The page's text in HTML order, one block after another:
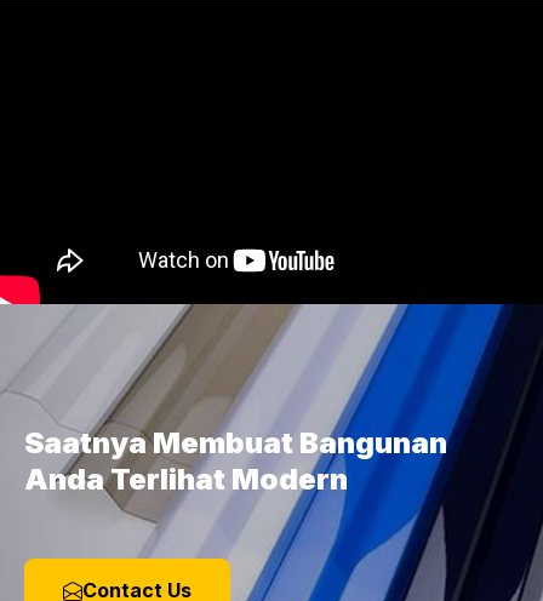
Saatnya Membuat Bangunan
Anda Terlihat Modern
Contact Us